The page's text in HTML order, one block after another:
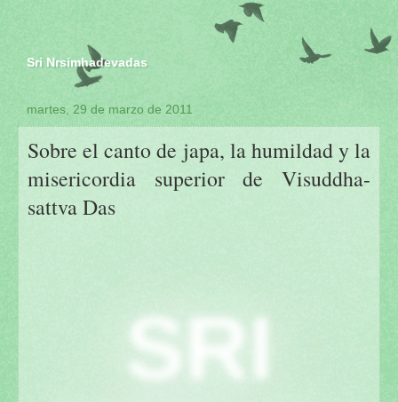
Sri Nrsimhadevadas
martes, 29 de marzo de 2011
Sobre el canto de japa, la humildad y la
misericordia superior de Visuddha-
sattva Das
SRI